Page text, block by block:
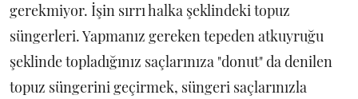
gerekmiyor. İşin sırrı halka şeklindeki topuz
süngerleri. Yapmanız gereken tepeden atkuyruğu
şeklinde topladığınız saçlarınıza "donut" da denilen
topuz süngerini geçirmek, süngeri saçlarınızla